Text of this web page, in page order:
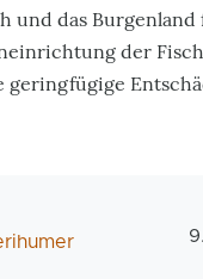
und das Burgenland
der
geringfügige